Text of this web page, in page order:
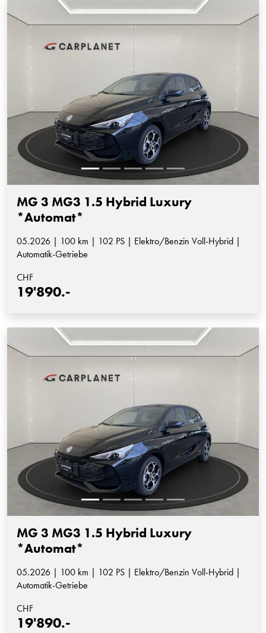
MG 3 MG3 1.5 Hybrid Luxury
*Automat*
05.2026 | 100 km | 102 PS | Elektro/Benzin Voll-Hybrid |
Automatik-Getriebe
CHF
19'890.-
MG 3 MG3 1.5 Hybrid Luxury
*Automat*
05.2026 | 100 km | 102 PS | Elektro/Benzin Voll-Hybrid |
Automatik-Getriebe
CHF
19'890.-